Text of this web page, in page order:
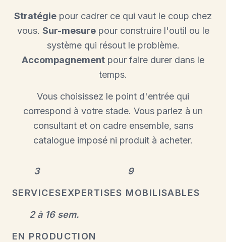
Stratégie pour cadrer ce qui vaut le coup chez
vous. Sur-mesurepour construire l'outil ou le
système qui résout le problème.
Accompagnement pour faire durer dans le
temps.
Vous choisissez le point d'entrée qui
correspond à votre stade. Vous parlez à un
consultant et on cadre ensemble, sans
catalogue imposé ni produit à acheter.
3
SERVICES
9
EXPERTISES MOBILISABLES
2 à 16 sem.
EN PRODUCTION